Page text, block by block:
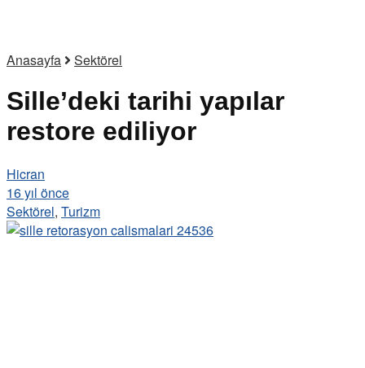
Anasayfa Sektörel
Sille’deki tarihi yapılar
restore ediliyor
Hicran
16 yıl önce
Sektörel, Turizm